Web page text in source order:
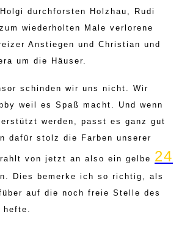
durchforsten Holzhau,
Rudi
wiederholten Male verlorene
Anstiegen und Christian und
um die Häuser.
schinden wir uns nicht. Wir
weil es Spaß macht. Und wenn
werden, passt es ganz gut
dafür stolz die Farben unserer
von jetzt an also ein gelbe 24
Dies bemerke ich so richtig, als
auf die noch freie Stelle des